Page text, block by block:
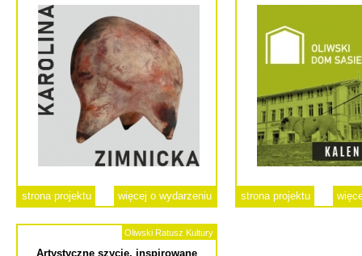
strona projektu więcej o wydarzeniu strona projektu
Oliwski Ratusz Kultury
Artystyczne szycie, inspirowane